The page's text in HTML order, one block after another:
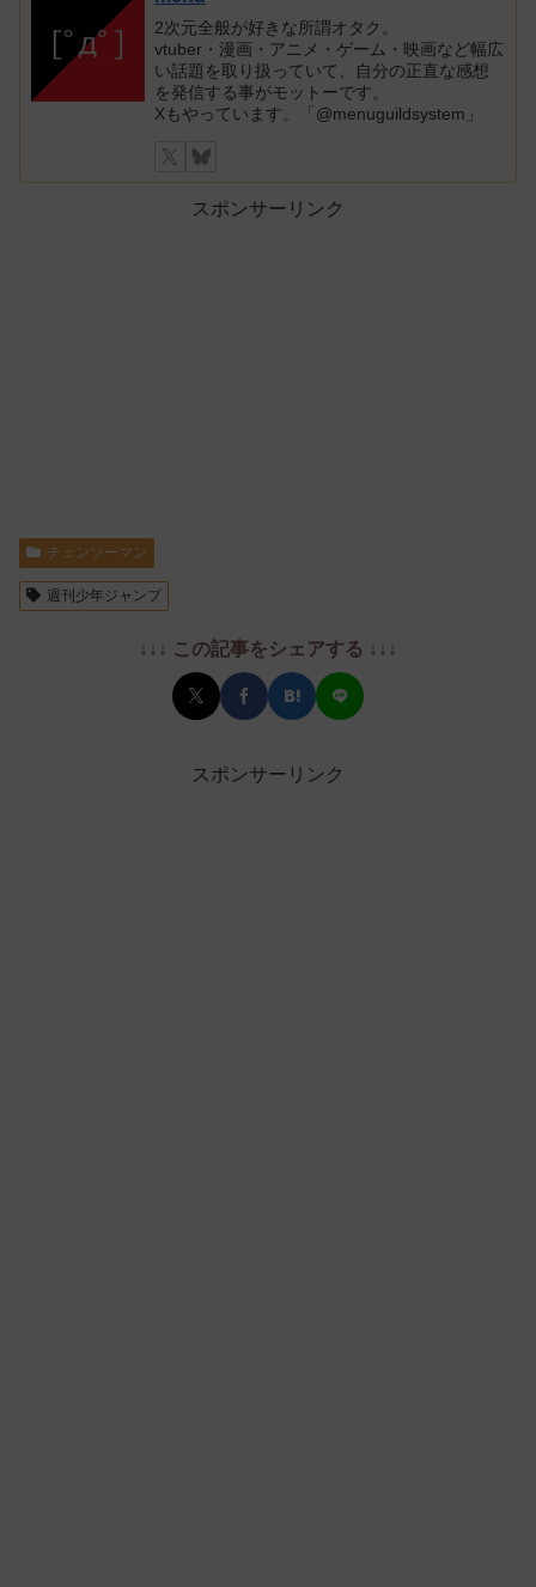
2次元全般が好きな所謂オタク。
vtuber・漫画・アニメ・ゲーム・映画など幅広
い話題を取り扱っていて、自分の正直な感想
を発信する事がモットーです。
Xもやっています。「@menuguildsystem」
スポンサーリンク
チェンソーマン
週刊少年ジャンプ
↓↓↓ この記事をシェアする ↓↓↓
スポンサーリンク